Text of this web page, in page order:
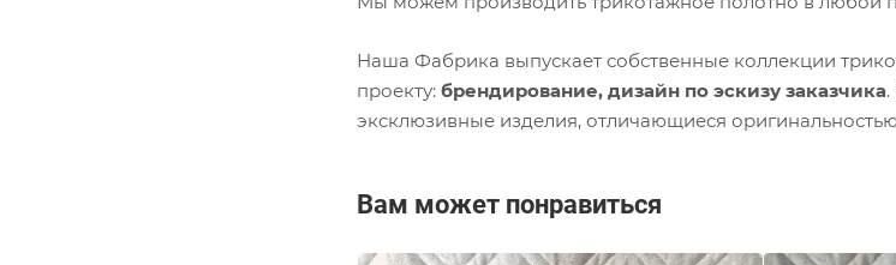
Наша Фабрика выпускает собственные коллекции
проекту: брендирование, дизайн по эскизу заказчика
эксклюзивные изделия, отличающиеся
Вам может понравиться